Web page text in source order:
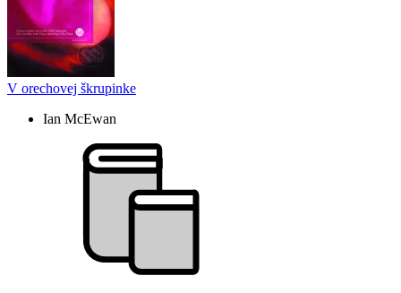
V orechovej škrupinke
Ian McEwan